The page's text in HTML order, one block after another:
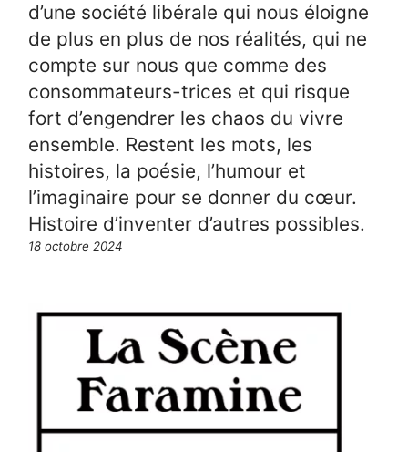
d’une société libérale qui nous éloigne
de plus en plus de nos réalités, qui ne
compte sur nous que comme des
consommateurs-trices et qui risque
fort d’engendrer les chaos du vivre
ensemble. Restent les mots, les
histoires, la poésie, l’humour et
l’imaginaire pour se donner du cœur.
Histoire d’inventer d’autres possibles.
18 octobre 2024